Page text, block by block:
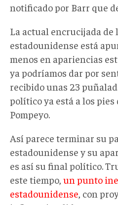
notificado por Barr que
La actual encrucijada de
estadounidense está
menos en apariencias
ya podríamos dar por
recibido unas 23
político ya está a los pies
Pompeyo.
Así parece terminar su
estadounidense y su
es así su final político.
este tiempo, un punto
estadounidense , con